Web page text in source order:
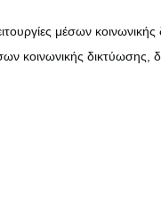
μέσων
κοινωνικής δικτύωσης,